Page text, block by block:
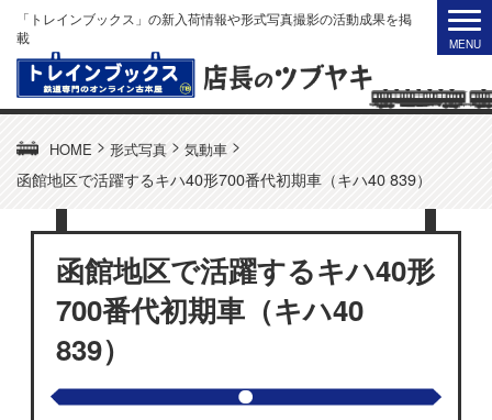
「トレインブックス」の新入荷情報や形式写真撮影の活動成果を掲
載
HOME > 形式写真 > 気動車 >
函館地区で活躍するキハ40形700番代初期車（キハ40 839）
函館地区で活躍するキハ40形
700番代初期車（キハ40
839）